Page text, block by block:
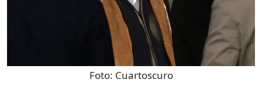
Foto: Cuartoscuro